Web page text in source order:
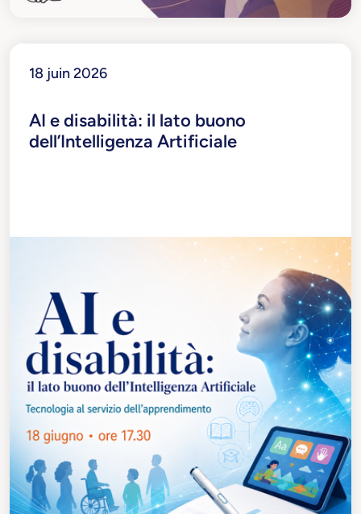
18 juin 2026
AI e disabilità: il lato buono
dell’Intelligenza Artificiale